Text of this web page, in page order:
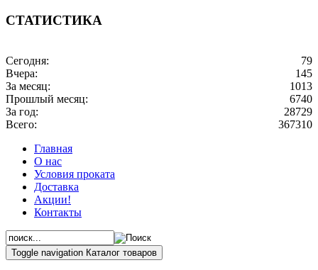
СТАТИСТИКА
Сегодня:
79
Вчера:
145
За месяц:
1013
Прошлый месяц:
6740
За год:
28729
Всего:
367310
Главная
О нас
Условия проката
Доставка
Акции!
Контакты
Toggle navigation Каталог товаров